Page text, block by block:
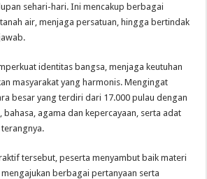
sehari-hari. Ini mencakup berbagai
air, menjaga persatuan, hingga bertindak
identitas bangsa, menjaga keutuhan
masyarakat yang harmonis. Mengingat
besar yang terdiri dari 17.000 pulau dengan
bahasa, agama dan kepercayaan, serta adat
tersebut, peserta menyambut baik materi
berbagai pertanyaan serta